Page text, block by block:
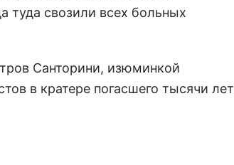
туда свозили всех больных
Санторини, изюминкой
в кратере погасшего тысячи лет